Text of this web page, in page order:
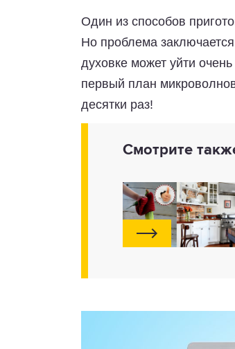
Один из способов
Но проблема
духовке может уйти
первый план
десятки раз!
Смотрите